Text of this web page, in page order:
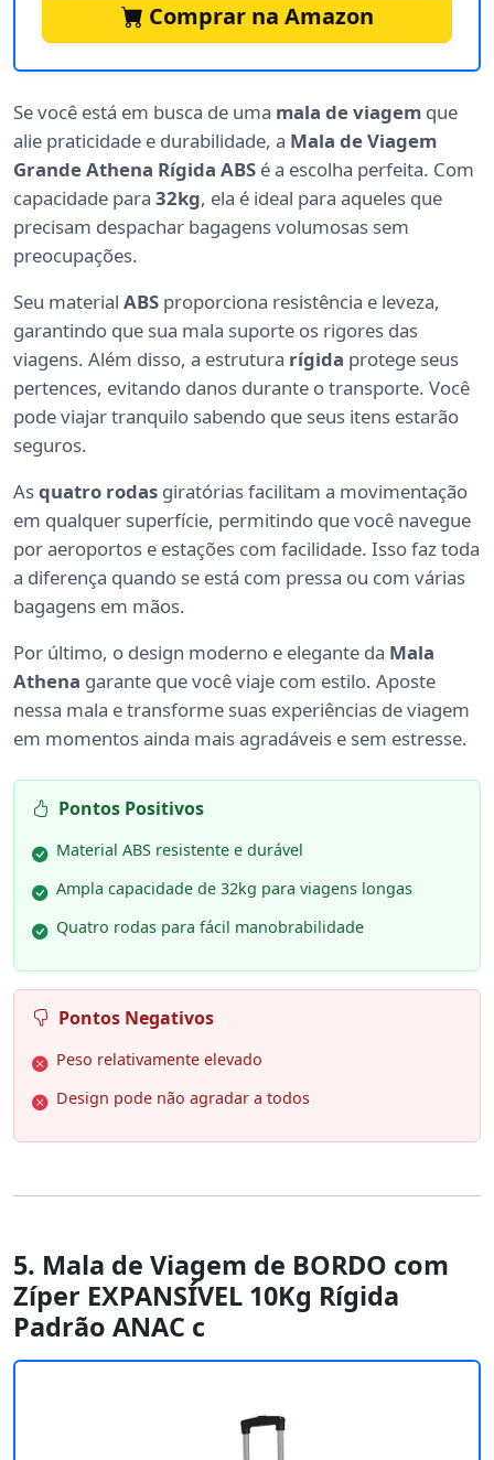
Comprar na Amazon
Se você está em busca de uma mala de viagem que
alie praticidade e durabilidade, a Mala de Viagem
Grande Athena Rígida ABS é a escolha perfeita. Com
capacidade para 32kg, ela é ideal para aqueles que
precisam despachar bagagens volumosas sem
preocupações.
Seu material ABS proporciona resistência e leveza,
garantindo que sua mala suporte os rigores das
viagens. Além disso, a estrutura rígida protege seus
pertences, evitando danos durante o transporte. Você
pode viajar tranquilo sabendo que seus itens estarão
seguros.
Asquatro rodas giratórias facilitam a movimentação
em qualquer superfície, permitindo que você navegue
por aeroportos e estações com facilidade. Isso faz toda
a diferença quando se está com pressa ou com várias
bagagens em mãos.
Por último, o design moderno e elegante da Mala
Athena garante que você viaje com estilo. Aposte
nessa mala e transforme suas experiências de viagem
em momentos ainda mais agradáveis e sem estresse.
Pontos Positivos
Material ABS resistente e durável
Ampla capacidade de 32kg para viagens longas
Quatro rodas para fácil manobrabilidade
Pontos Negativos
Peso relativamente elevado
Design pode não agradar a todos
5. Mala de Viagem de BORDO com
Zíper EXPANSÍVEL 10Kg Rígida
Padrão ANAC c